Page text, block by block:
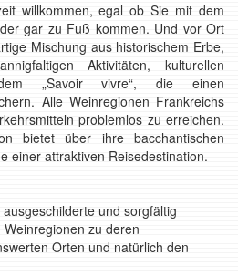
willkommen, egal ob Sie mit dem
gar zu Fuß kommen. Und vor Ort
Mischung aus historischem Erbe,
Aktivitäten, kulturellen
„Savoir vivre“, die einen
Alle Weinregionen Frankreichs
problemlos zu erreichen.
bietet über ihre bacchantischen
einer attraktiven Reisedestination.
ausgeschilderte und sorgfältig
zu deren
Orten und natürlich den